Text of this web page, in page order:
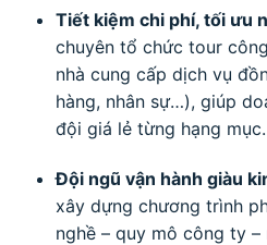
Tiết kiệm chi phí, tối ưu
chuyên tổ chức tour
nhà cung cấp dịch vụ
hàng, nhân sự…), giúp
đội giá lẻ từng hạng mục.
Đội ngũ vận hành giàu
xây dựng chương trình
nghề – quy mô công ty